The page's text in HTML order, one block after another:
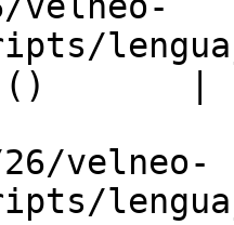
|
velneo-